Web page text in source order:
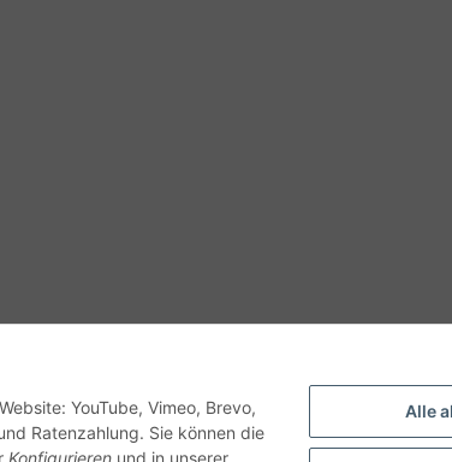
Alle
YouTube, Vimeo, Brevo,
Ratenzahlung. Sie können die
Konfigurieren und in unserer
sein und vom Produkt abweichen.